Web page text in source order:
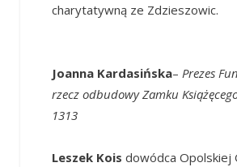
charytatywną ze Zdzieszowic.
Joanna Kardasińska– Prezes
rzecz odbudowy Zamku
1313
Leszek Kois dowódca Opolskiej